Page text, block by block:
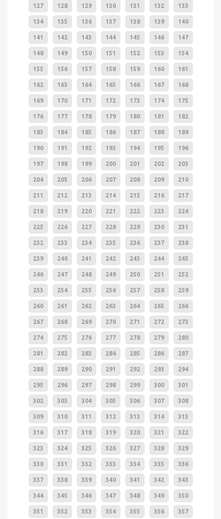
127 128 129 130 131 132 133
134 135 136 137 138 139 140
141 142 143 144 145 146 147
148 149 150 151 152 153 154
155 156 157 158 159 160 161
162 163 164 165 166 167 168
169 170 171 172 173 174 175
176 177 178 179 180 181 182
183 184 185 186 187 188 189
190 191 192 193 194 195 196
197 198 199 200 201 202 203
204 205 206 207 208 209 210
211 212 213 214 215 216 217
218 219 220 221 222 223 224
225 226 227 228 229 230 231
232 233 234 235 236 237 238
239 240 241 242 243 244 245
246 247 248 249 250 251 252
253 254 255 256 257 258 259
260 261 262 263 264 265 266
267 268 269 270 271 272 273
274 275 276 277 278 279 280
281 282 283 284 285 286 287
288 289 290 291 292 293 294
295 296 297 298 299 300 301
302 303 304 305 306 307 308
309 310 311 312 313 314 315
316 317 318 319 320 321 322
323 324 325 326 327 328 329
330 331 332 333 334 335 336
337 338 339 340 341 342 343
344 345 346 347 348 349 350
351 352 353 354 355 356 357